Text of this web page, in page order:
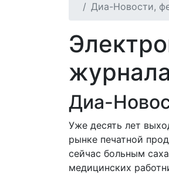
Диа-Новости,
Диа-
Уже десять лет
рынке печатной
сейчас больным
медицинских